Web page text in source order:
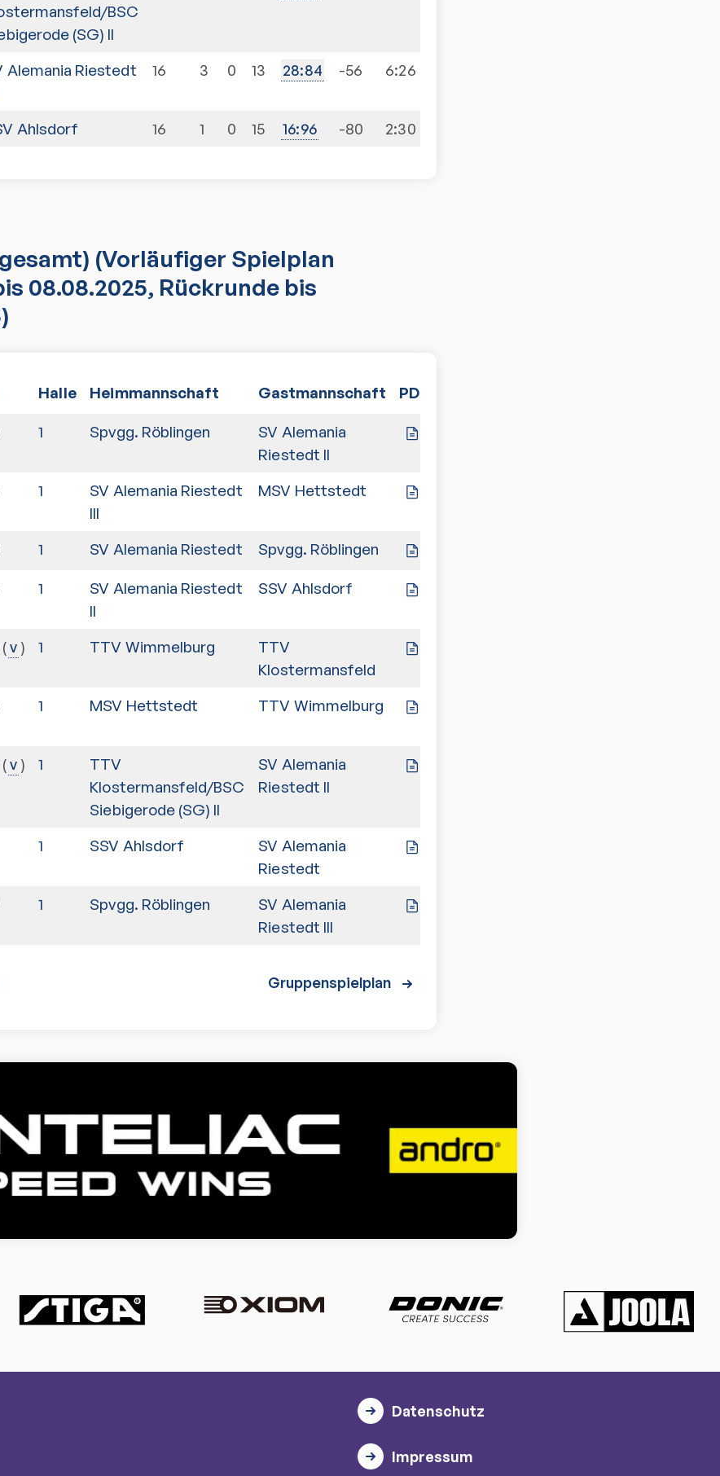
BSC
(SG) II
Alemania Riestedt
16 3 0 13 28:84 -56 6:26
Ahlsdorf 16 1 0 15 16:96 -80 2:30
(Vorläufiger Spielplan
08.08.2025, Rückrunde bis
Halle Heimmannschaft Gastmannschaft PDF
1 Spvgg. Röblingen
SV Alemania
Riestedt II
1
SV Alemania Riestedt
III
MSV Hettstedt
1 SV Alemania Riestedt Spvgg. Röblingen
1
SV Alemania Riestedt
II
SSV Ahlsdorf
v 1 TTV Wimmelburg
TTV
Klostermansfeld
1 MSV Hettstedt TTV Wimmelburg
v 1
TTV
Klostermansfeld/BSC
Siebigerode (SG) II
SV Alemania
Riestedt II
1 SSV Ahlsdorf
SV Alemania
Riestedt
1 Spvgg. Röblingen
SV Alemania
Riestedt III
Gruppenspielplan
Datenschutz
Impressum